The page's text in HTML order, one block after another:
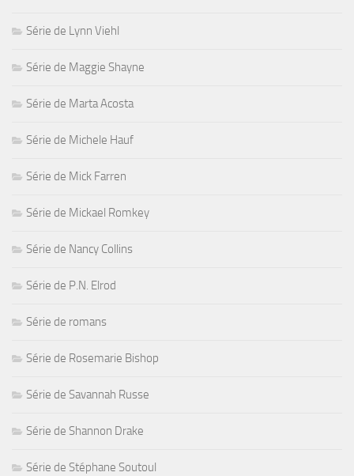
Série de Lynn Viehl
Série de Maggie Shayne
Série de Marta Acosta
Série de Michele Hauf
Série de Mick Farren
Série de Mickael Romkey
Série de Nancy Collins
Série de P.N. Elrod
Série de romans
Série de Rosemarie Bishop
Série de Savannah Russe
Série de Shannon Drake
Série de Stéphane Soutoul